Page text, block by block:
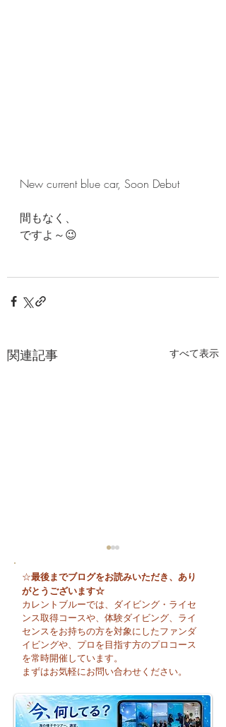
New current blue car, Soon Debut
間もなく、
ですよ～😉
関連記事 すべて表示
夏本番！明日からお泊
まり海洋実習です♪
☆最後までブログをお読みいただき、あり
がとうございます☆
カレントブルーでは、ダイビング・ライセ
ンス取得コースや、体験ダイビング、ライ
センスをお持ちの方を対象にしたファンダ
イビングや、プロを目指す方のプロコース
を常時開催しています。
まずはお気軽にお問い合わせください。